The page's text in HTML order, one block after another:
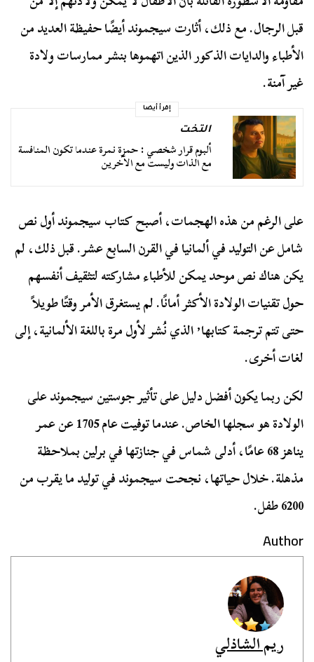
قبل الرجال. مع ذلك، أثارت سيجموند أيضًا حفيظة العديد من
الأطباء والدايات الذكور الذين اتهموها بنشر ممارسات ولادة
غير آمنة.
إقرأ أيضا
التخت
ألبوم قرار شخصي : حمزة نمرة عندما تكون المنافسة
مع الذات وليست مع الآخرين
على الرغم من هذه الهجمات، أصبح كتاب سيجموند أول نص
شامل عن التوليد في ألمانيا في القرن السابع عشر. قبل ذلك، لم
يكن هناك نص موحد يمكن للأطباء مشاركته لتثقيف أنفسهم
حول تقنيات الولادة الأكثر أمانًا. لم يستغرق الأمر وقتًا طويلاً
حتى تتم ترجمة كتابها٬ الذي نُشر لأول مرة باللغة الألمانية، إلى
لغات أخرى.
لكن ربما يكون أفضل دليل على تأثير جوستين سيجموند على
الولادة هو سجلها الخاص. عندما توفيت عام 1705 عن عمر
يناهز 68 عامًا، أدلى شماس في جنازتها في برلين بملاحظة
مذهلة. خلال حياتها، نجحت سيجموند في توليد ما يقرب من
6200 طفل.
Author
ريم الشاذلي